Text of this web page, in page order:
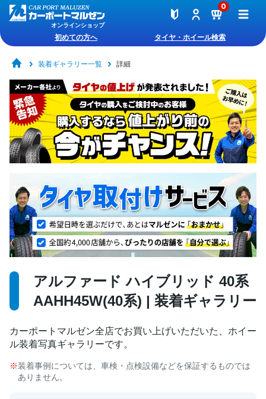
オンラインショップ
0
初めての方へ タイヤ・ホイール検索
装着ギャラリー一覧 詳細
アルファード ハイブリッド 40系
AAHH45W(40系) | 装着ギャラリー
カーポートマルゼン全店でお買い上げいただいた、ホイー
ル装着写真ギャラリーです。
装着事例については、車検・点検設備などを保証するものでは
ありません。